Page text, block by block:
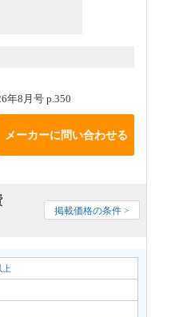
年8月号 p.350
メーカーに問い合わせる
掲載価格の条件 >
上